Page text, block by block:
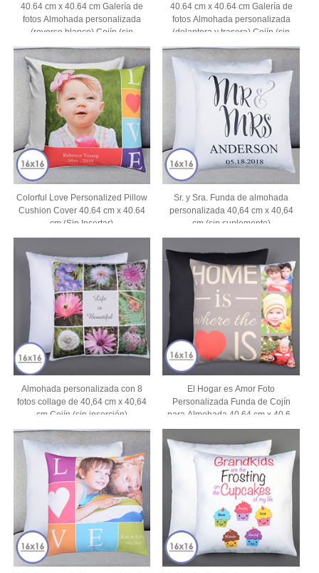
40.64 cm x 40.64 cm Galería de
fotos Almohada personalizada
(reverso blanco) Cojín (sin
inserción)
40.64 cm x 40.64 cm Galería de
fotos Almohada personalizada
(delantera y trasera) Cojín (sin
inserción)
Colorful Love Personalized Pillow
Cushion Cover 40.64 cm x 40.64
cm (Sin Insertar)
Sr. y Sra. Funda de almohada
personalizada 40,64 cm x 40,64
cm (sin suplemento)
Almohada personalizada con 8
fotos collage de 40,64 cm x 40,64
cm Cojín (sin inserción)
El Hogar es Amor Foto
Personalizada Funda de Cojín
para Almohada 40.64 cm x 40.64
cm (Sin Insertar)